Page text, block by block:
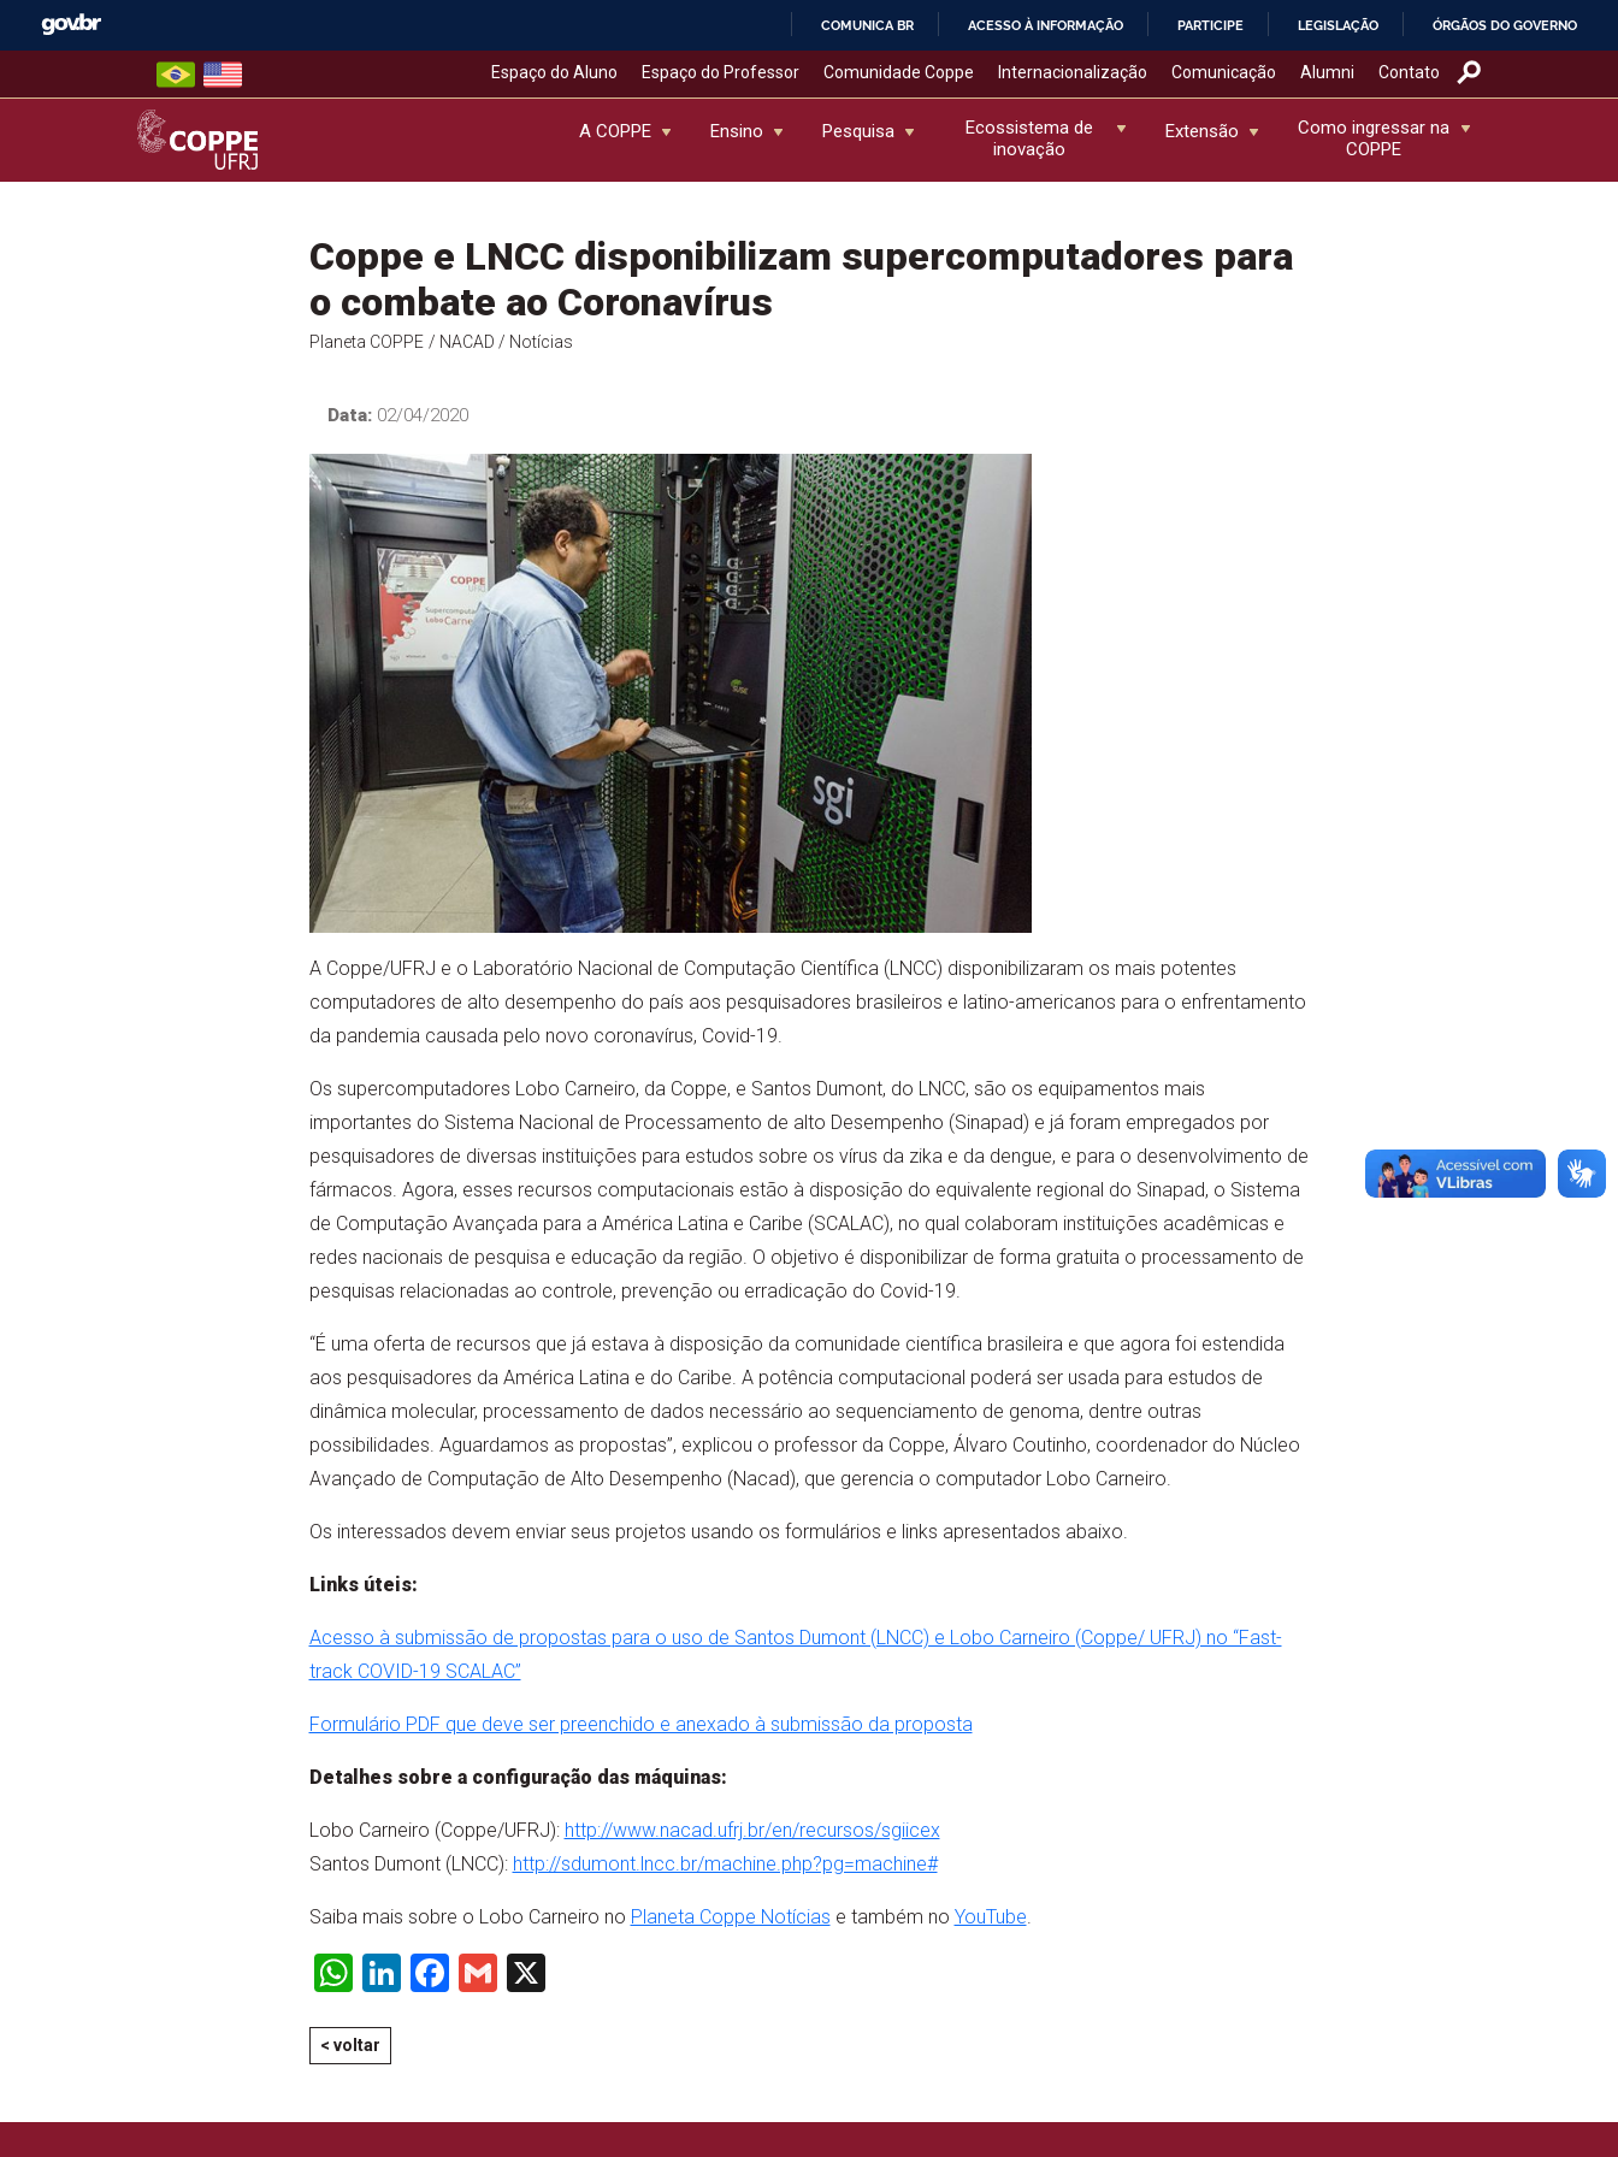
COMUNICA BR ACESSO À INFORMAÇÃO PARTICIPE LEGISLAÇÃO ÓRGÃOS DO GOVERNO
Espaço do Aluno Espaço do Professor Comunidade Coppe Internacionalização Comunicação Alumni Contato
COPPE – UFRJ
A COPPE Ensino Pesquisa
Ecossistema de
inovação
Extensão
Como ingressar na
COPPE
Coppe e LNCC disponibilizam supercomputadores para
o combate ao Coronavírus
Planeta COPPE / NACAD / Notícias
Data:02/04/2020
A Coppe/UFRJ e o Laboratório Nacional de Computação Científica (LNCC) disponibilizaram os mais potentes
computadores de alto desempenho do país aos pesquisadores brasileiros e latino-americanos para o enfrentamento
da pandemia causada pelo novo coronavírus, Covid-19.
Os supercomputadores Lobo Carneiro, da Coppe, e Santos Dumont, do LNCC, são os equipamentos mais
importantes do Sistema Nacional de Processamento de alto Desempenho (Sinapad) e já foram empregados por
pesquisadores de diversas instituições para estudos sobre os vírus da zika e da dengue, e para o desenvolvimento de
fármacos. Agora, esses recursos computacionais estão à disposição do equivalente regional do Sinapad, o Sistema
de Computação Avançada para a América Latina e Caribe (SCALAC), no qual colaboram instituições acadêmicas e
redes nacionais de pesquisa e educação da região. O objetivo é disponibilizar de forma gratuita o processamento de
pesquisas relacionadas ao controle, prevenção ou erradicação do Covid-19.
“É uma oferta de recursos que já estava à disposição da comunidade científica brasileira e que agora foi estendida
aos pesquisadores da América Latina e do Caribe. A potência computacional poderá ser usada para estudos de
dinâmica molecular, processamento de dados necessário ao sequenciamento de genoma, dentre outras
possibilidades. Aguardamos as propostas”, explicou o professor da Coppe, Álvaro Coutinho, coordenador do Núcleo
Avançado de Computação de Alto Desempenho (Nacad), que gerencia o computador Lobo Carneiro.
Os interessados devem enviar seus projetos usando os formulários e links apresentados abaixo.
Links úteis:
Acesso à submissão de propostas para o uso de Santos Dumont (LNCC) e Lobo Carneiro (Coppe/ UFRJ) no “Fast-
track COVID-19 SCALAC”
Formulário PDF que deve ser preenchido e anexado à submissão da proposta
Detalhes sobre a configuração das máquinas:
Lobo Carneiro (Coppe/UFRJ): http://www.nacad.ufrj.br/en/recursos/sgiicex
Santos Dumont (LNCC): http://sdumont.lncc.br/machine.php?pg=machine#
Saiba mais sobre o Lobo Carneiro no Planeta Coppe Notícias e também no YouTube
WhatsApp
LinkedIn
Facebook
Gmail
X
< voltar